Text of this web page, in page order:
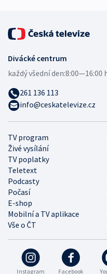
Instagram Facebook
TV program
Živé vysílání
TV poplatky
Teletext
Podcasty
Počasí
E-shop
Mobilní a TV aplikace
Vše o ČT
Divácké centrum
každý všední den:8:00—16:00
261 136 113
info@ceskatelevize.cz